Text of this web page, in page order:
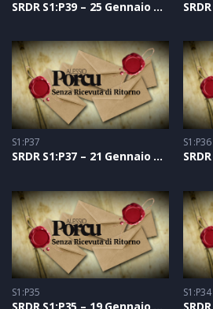
SRDR S1:P39 – 25 Gennaio 2021
S1:P37
SRDR S1:P37 – 21 Gennaio 2021
S1:P36
S1:P35 S1:P34